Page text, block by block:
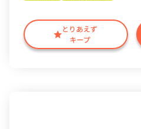
とりあえず
キープ